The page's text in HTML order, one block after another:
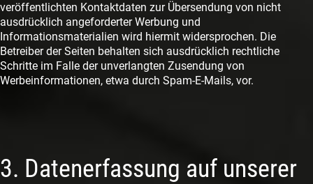
veröffentlichten Kontaktdaten zur Übersendung von nicht
ausdrücklich angeforderter Werbung und
Informationsmaterialien wird hiermit widersprochen. Die
Betreiber der Seiten behalten sich ausdrücklich rechtliche
Schritte im Falle der unverlangten Zusendung von
Werbeinformationen, etwa durch Spam-E-Mails, vor.
3. Datenerfassung auf unserer